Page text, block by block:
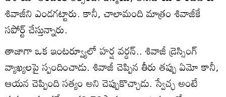
శివాజీని ఎండగట్టారు. కానీ, చాలామంది మాత్రం శివాజీకే
సపోర్ట్ చేస్తున్నారు.
తాజాగా ఒక ఇంటర్వ్యూలో హర్ష వర్ధన్.. శివాజీ డ్రెస్సింగ్
వ్యాఖ్యలపై స్పందించాడు. శివాజీ చెప్పిన తీరు తప్పు ఏమో కానీ,
ఆయన చెప్పింది సత్యం అని చెప్పుకొచ్చాడు. స్వేచ్ఛ అంటే